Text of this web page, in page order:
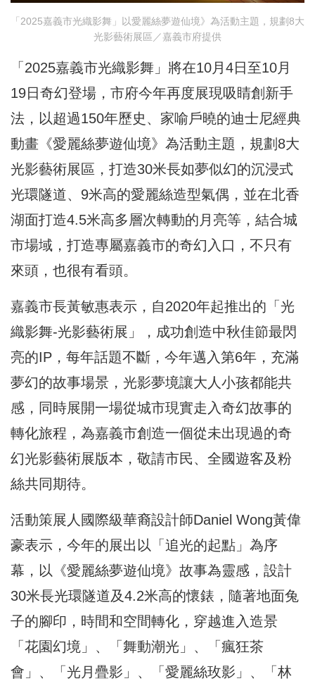
「2025嘉義市光織影舞」以愛麗絲夢遊仙境》為活動主題，規劃8大
光影藝術展區／嘉義市府提供
「2025嘉義市光織影舞」將在10月4日至10月
19日奇幻登場，市府今年再度展現吸睛創新手
法，以超過150年歷史、家喻戶曉的迪士尼經典
動畫《愛麗絲夢遊仙境》為活動主題，規劃8大
光影藝術展區，打造30米長如夢似幻的沉浸式
光環隧道、9米高的愛麗絲造型氣偶，並在北香
湖面打造4.5米高多層次轉動的月亮等，結合城
市場域，打造專屬嘉義市的奇幻入口，不只有
來頭，也很有看頭。
嘉義市長黃敏惠表示，自2020年起推出的「光
織影舞-光影藝術展」，成功創造中秋佳節最閃
亮的IP，每年話題不斷，今年邁入第6年，充滿
夢幻的故事場景，光影夢境讓大人小孩都能共
感，同時展開一場從城市現實走入奇幻故事的
轉化旅程，為嘉義市創造一個從未出現過的奇
幻光影藝術展版本，敬請市民、全國遊客及粉
絲共同期待。
活動策展人國際級華裔設計師Daniel Wong黃偉
豪表示，今年的展出以「追光的起點」為序
幕，以《愛麗絲夢遊仙境》故事為靈感，設計
30米長光環隧道及4.2米高的懷錶，隨著地面兔
子的腳印，時間和空間轉化，穿越進入造景
「花園幻境」、「舞動潮光」、「瘋狂茶
會」、「光月疊影」、「愛麗絲玫影」、「林